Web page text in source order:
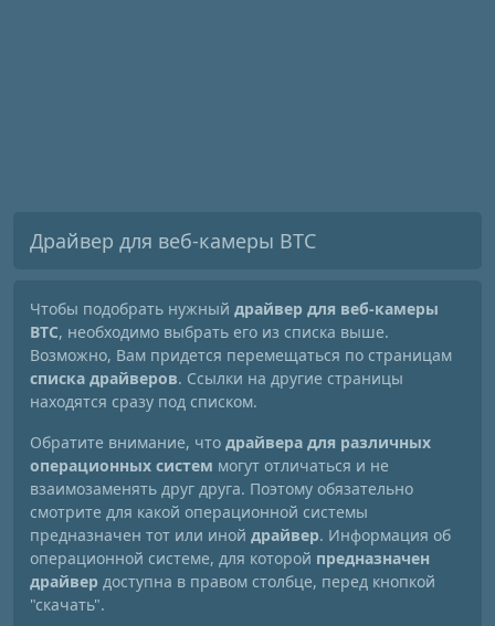
Драйвер для веб-камеры BTC
Чтобы подобрать нужный драйвер для веб-камеры
BTC, необходимо выбрать его из списка выше.
Возможно, Вам придется перемещаться по страницам
списка драйверов. Ссылки на другие страницы
находятся сразу под списком.
Обратите внимание, что драйвера для различных
операционных систем могут отличаться и не
взаимозаменять друг друга. Поэтому обязательно
смотрите для какой операционной системы
предназначен тот или иной драйвер. Информация об
операционной системе, для которой предназначен
драйвер доступна в правом столбце, перед кнопкой
"скачать".